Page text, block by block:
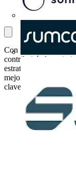
Con más de 15 años
contribuirá al
estrategias
mejorar la eficiencia
clave como el